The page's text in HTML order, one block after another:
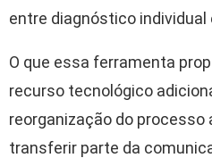
entre diagnóstico individual
O que essa ferramenta
recurso tecnológico
reorganização do processo
transferir parte da